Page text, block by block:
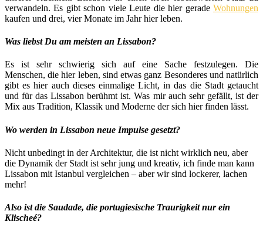
verwandeln. Es gibt schon viele Leute die hier gerade Wohnungen
kaufen und drei, vier Monate im Jahr hier leben.
Was liebst Du am meisten an Lissabon?
Es ist sehr schwierig sich auf eine Sache festzulegen. Die
Menschen, die hier leben, sind etwas ganz Besonderes und natürlich
gibt es hier auch dieses einmalige Licht, in das die Stadt getaucht
und für das Lissabon berühmt ist. Was mir auch sehr gefällt, ist der
Mix aus Tradition, Klassik und Moderne der sich hier finden lässt.
Wo werden in Lissabon neue Impulse gesetzt?
Nicht unbedingt in der Architektur, die ist nicht wirklich neu, aber
die Dynamik der Stadt ist sehr jung und kreativ, ich finde man kann
Lissabon mit Istanbul vergleichen – aber wir sind lockerer, lachen
mehr!
Also ist die Saudade, die portugiesische Traurigkeit nur ein
Klischeé?